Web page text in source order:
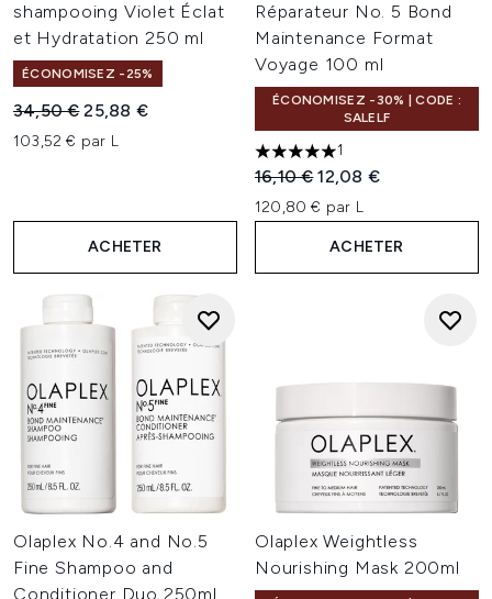
shampooing Violet Éclat
et Hydratation 250 ml
ÉCONOMISEZ -25%
Prix de vente :
34,50 €Prix ​​actuel :
25,88 €
103,52 € par L
ACHETER
Réparateur No. 5 Bond
Maintenance Format
Voyage 100 ml
ÉCONOMISEZ -30% | CODE :
SALELF
5 étoiles sur un maximum de
1
Prix de vente :
16,10 €Prix ​​actuel :
12,08 €
120,80 € par L
ACHETER
Olaplex No.4 and No.5
Fine Shampoo and
Conditioner Duo 250ml
Olaplex Weightless
Nourishing Mask 200ml